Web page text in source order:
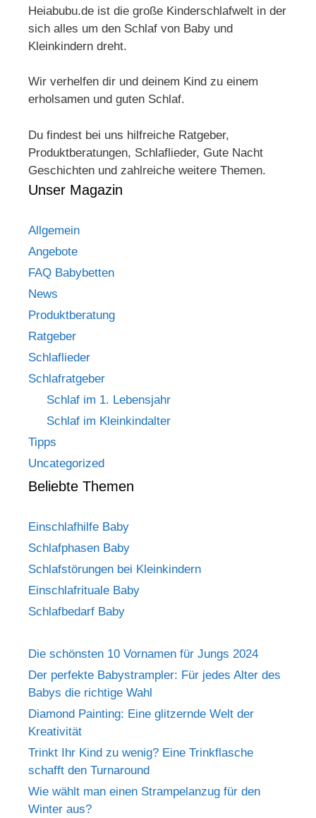
Heiabubu.de ist die große Kinderschlafwelt in der
sich alles um den Schlaf von Baby und
Kleinkindern dreht.
Wir verhelfen dir und deinem Kind zu einem
erholsamen und guten Schlaf.
Du findest bei uns hilfreiche Ratgeber,
Produktberatungen, Schlaflieder, Gute Nacht
Geschichten und zahlreiche weitere Themen.
Unser Magazin
Allgemein
Angebote
FAQ Babybetten
News
Produktberatung
Ratgeber
Schlaflieder
Schlafratgeber
Schlaf im 1. Lebensjahr
Schlaf im Kleinkindalter
Tipps
Uncategorized
Beliebte Themen
Einschlafhilfe Baby
Schlafphasen Baby
Schlafstörungen bei Kleinkindern
Einschlafrituale Baby
Schlafbedarf Baby
Die schönsten 10 Vornamen für Jungs 2024
Der perfekte Babystrampler: Für jedes Alter des
Babys die richtige Wahl
Diamond Painting: Eine glitzernde Welt der
Kreativität
Trinkt Ihr Kind zu wenig? Eine Trinkflasche
schafft den Turnaround
Wie wählt man einen Strampelanzug für den
Winter aus?